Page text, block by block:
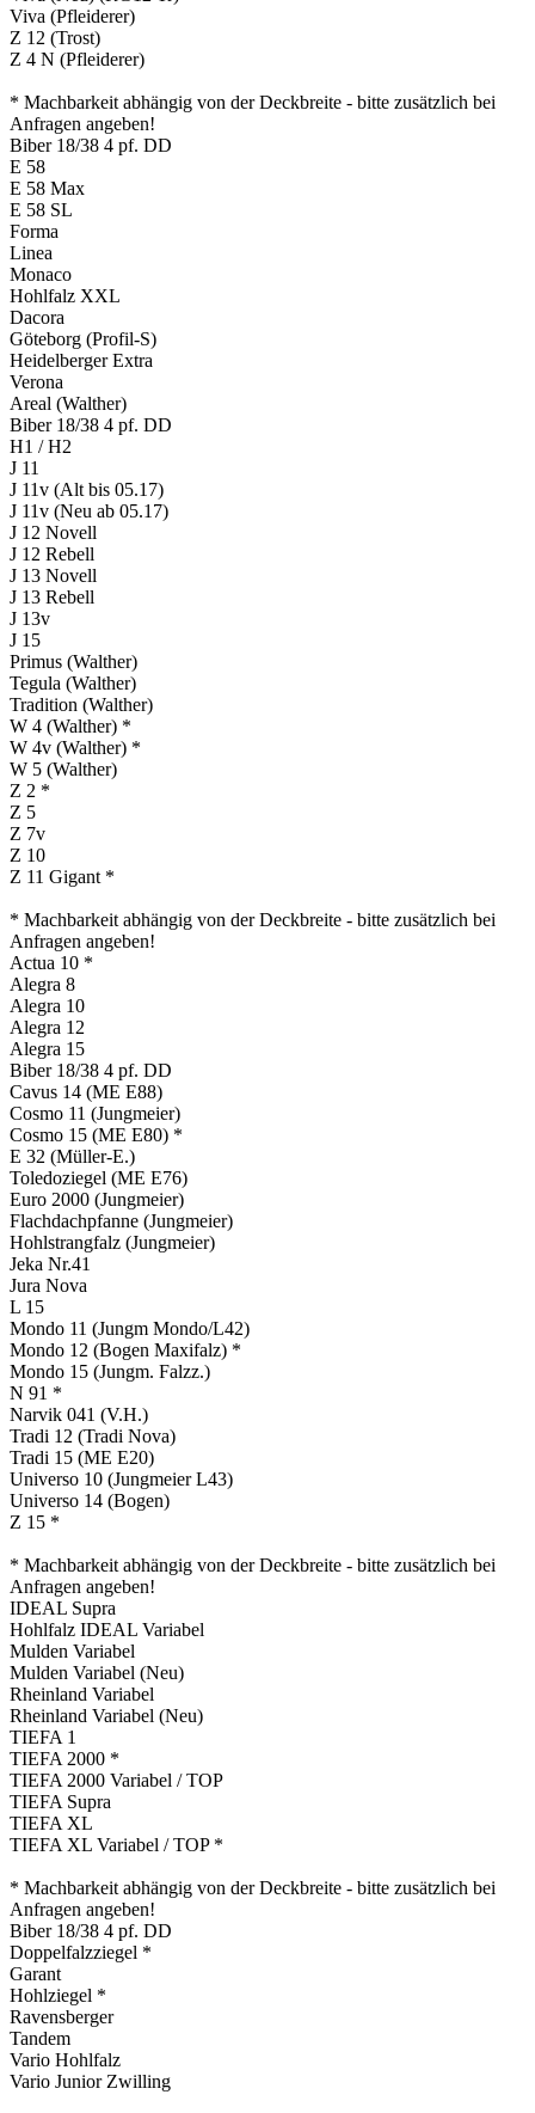
Viva (Pfleiderer)
Z 12 (Trost)
Z 4 N (Pfleiderer)
* Machbarkeit abhängig von der Deckbreite ‑ bitte zusätzlich bei
Anfragen angeben!
Biber 18/38 4 pf. DD
E 58
E 58 Max
E 58 SL
Forma
Linea
Monaco
Hohlfalz XXL
Dacora
Göteborg (Profil-S)
Heidelberger Extra
Verona
Areal (Walther)
Biber 18/38 4 pf. DD
H1 / H2
J 11
J 11v (Alt bis 05.17)
J 11v (Neu ab 05.17)
J 12 Novell
J 12 Rebell
J 13 Novell
J 13 Rebell
J 13v
J 15
Primus (Walther)
Tegula (Walther)
Tradition (Walther)
W 4 (Walther) *
W 4v (Walther) *
W 5 (Walther)
Z 2 *
Z 5
Z 7v
Z 10
Z 11 Gigant *
* Machbarkeit abhängig von der Deckbreite ‑ bitte zusätzlich bei
Anfragen angeben!
Actua 10 *
Alegra 8
Alegra 10
Alegra 12
Alegra 15
Biber 18/38 4 pf. DD
Cavus 14 (ME E88)
Cosmo 11 (Jungmeier)
Cosmo 15 (ME E80) *
E 32 (Müller-E.)
Toledoziegel (ME E76)
Euro 2000 (Jungmeier)
Flachdachpfanne (Jungmeier)
Hohlstrangfalz (Jungmeier)
Jeka Nr.41
Jura Nova
L 15
Mondo 11 (Jungm Mondo/L42)
Mondo 12 (Bogen Maxifalz) *
Mondo 15 (Jungm. Falzz.)
N 91 *
Narvik 041 (V.H.)
Tradi 12 (Tradi Nova)
Tradi 15 (ME E20)
Universo 10 (Jungmeier L43)
Universo 14 (Bogen)
Z 15 *
* Machbarkeit abhängig von der Deckbreite ‑ bitte zusätzlich bei
Anfragen angeben!
IDEAL Supra
Hohlfalz IDEAL Variabel
Mulden Variabel
Mulden Variabel (Neu)
Rheinland Variabel
Rheinland Variabel (Neu)
TIEFA 1
TIEFA 2000 *
TIEFA 2000 Variabel / TOP
TIEFA Supra
TIEFA XL
TIEFA XL Variabel / TOP *
* Machbarkeit abhängig von der Deckbreite ‑ bitte zusätzlich bei
Anfragen angeben!
Biber 18/38 4 pf. DD
Doppelfalzziegel *
Garant
Hohlziegel *
Ravensberger
Tandem
Vario Hohlfalz
Vario Junior Zwilling